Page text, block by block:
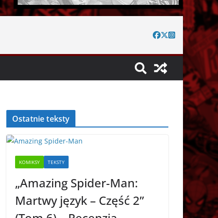
Ostatnie teksty
KOMIKSY TEKSTY
„Amazing Spider-Man:
Martwy język – Część 2”